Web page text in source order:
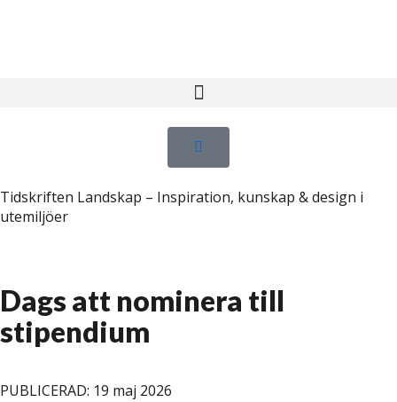
Tidskriften Landskap – Inspiration, kunskap & design i
utemiljöer
Dags att nominera till
stipendium
PUBLICERAD: 19 maj 2026